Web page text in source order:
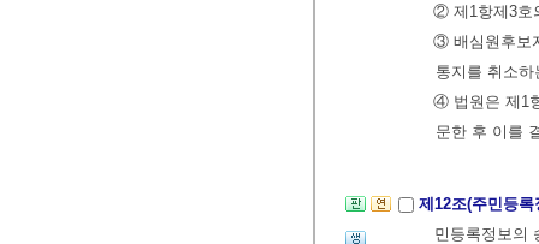
② 제1항제3호
③ 배심원후보
통지를 취소
④ 법원은 제1
문한 후 이를
제12조(주민등
민등록정보의